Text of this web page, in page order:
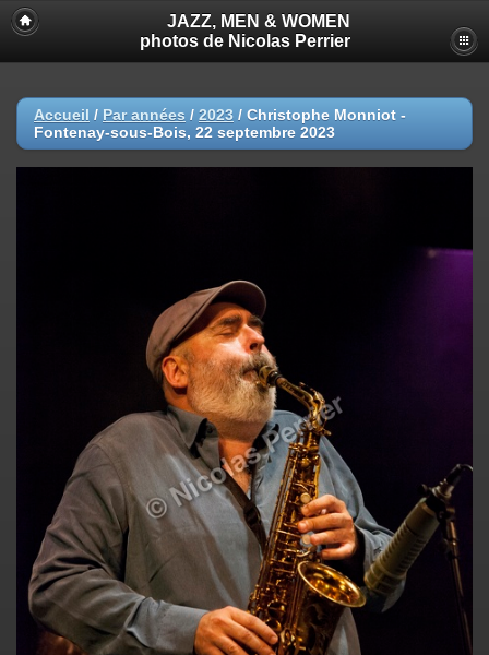
JAZZ, MEN & WOMEN
photos de Nicolas Perrier
Accueil / Par années / 2023 / Christophe Monniot -
Fontenay-sous-Bois, 22 septembre 2023